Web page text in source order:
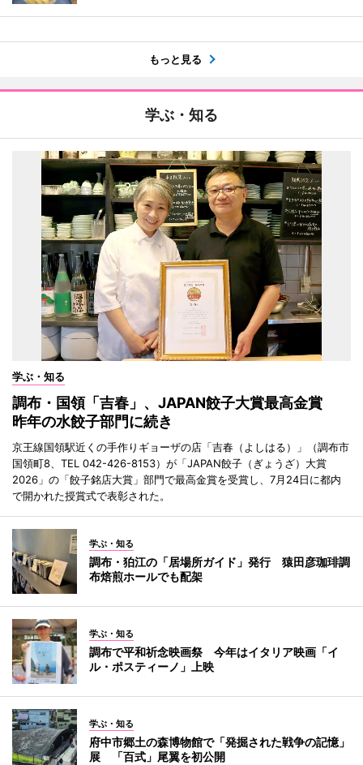
もっと見る
学ぶ・知る
学ぶ・知る
調布・国領「吉春」、JAPAN餃子大賞最高金賞
昨年の水餃子部門に続き
京王線国領駅近くの手作りギョーザの店「吉春（よしはる）」（調布市
国領町8、TEL 042-426-8153）が「JAPAN餃子（ぎょうざ）大賞
2026」の「餃子銘店大賞」部門で最高金賞を受賞し、7月24日に都内
で開かれた授賞式で表彰された。
学ぶ・知る
調布・狛江の「居場所ガイド」発行 猿田彦珈琲調
布焙煎ホールでも配架
学ぶ・知る
調布で平和祈念映画祭 今年はイタリア映画「イ
ル・ポスティーノ」上映
学ぶ・知る
府中市郷土の森博物館で「発掘された戦争の記憶」
展 「百式」尾翼を初公開